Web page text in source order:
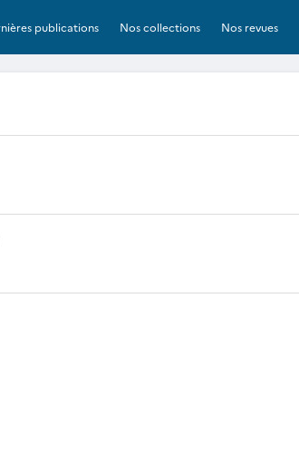
publications Nos collections Nos revues